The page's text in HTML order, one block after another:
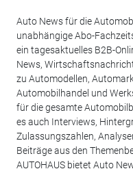
Auto News für die
unabhängige Abo-
ein tagesaktuelles B2B-
News,
zu Automodellen,
Automobilhandel und
für die gesamte
es auch Interviews,
Zulassungszahlen,
Beiträge aus den
AUTOHAUS bietet Auto